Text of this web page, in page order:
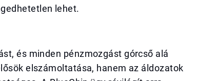
lehet.
és minden pénzmozgást górcső alá
elszámoltatása, hanem az áldozatok